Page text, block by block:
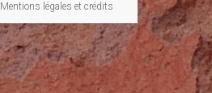
Mentions légales et crédits